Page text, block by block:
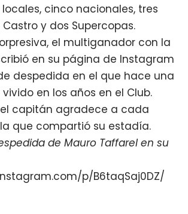
cinco nacionales, tres
y dos Supercopas.
el multiganador con la
en su página de Instagram
despedida en el que hace una
en los años en el Club.
el capitán agradece a cada
que compartió su estadía.
de Mauro Taffarel en su
p/B6taqSaj0DZ/